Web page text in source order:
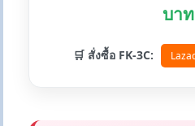
บาท
🛒 สั่งซื้อ FK-3C: